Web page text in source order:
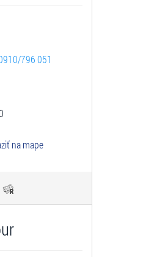
796 051
na mape